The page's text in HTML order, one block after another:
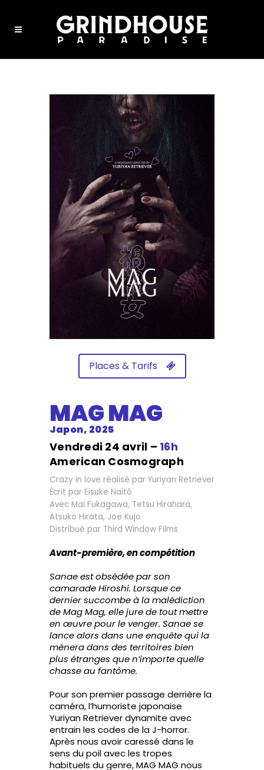
Places & Tarifs
MAG MAG
Japon, 2025
Vendredi 24 avril – 16h
American Cosmograph
Crazy in love réalisé par Yuriyan Retriever
Écrit par Eisuke Naitô
Avec Mai Fukagawa, Tetsu Hirahara,
Atsuko Hirata, Joe Kujo
Distribué par Third Window Films
Avant-première, en compétition
Sanae est obsédée par son
camarade Hiroshi. Lorsque ce
dernier succombe à la malédiction
de Mag Mag, elle jure de tout mettre
en œuvre pour le venger. Sanae se
lance alors dans une enquête qui la
mènera dans des territoires bien
plus étranges que n’importe quelle
chasse au fantôme.
Pour son premier passage derrière la
caméra, l’humoriste japonaise
Yuriyan Retriever dynamite avec
entrain les codes de la J-horror.
Après nous avoir caressé dans le
sens du poil avec les tropes
habituels du genre, MAG MAG nous